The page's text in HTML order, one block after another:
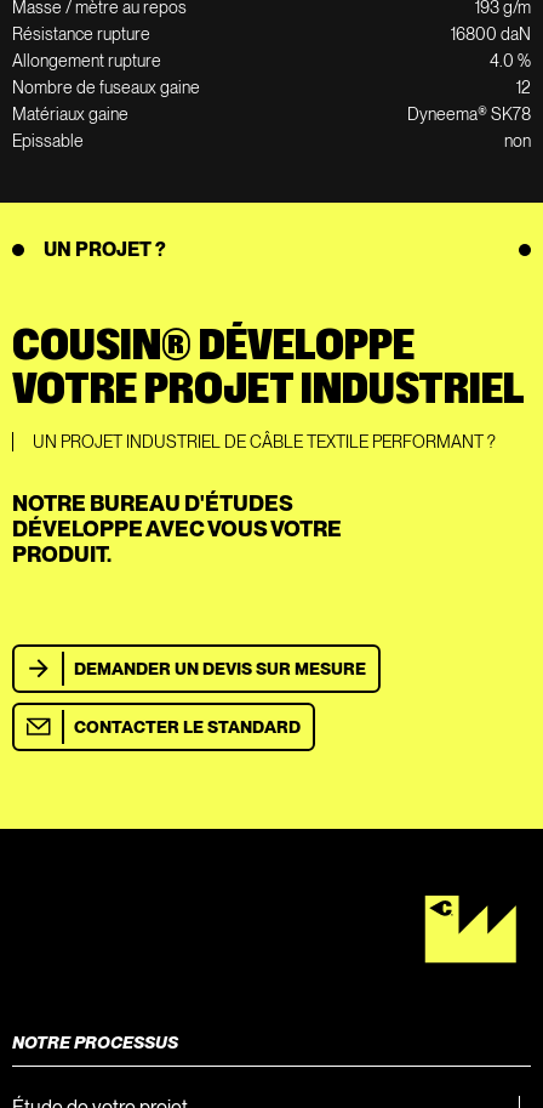
Masse / mètre au repos
193 g/m
Résistance rupture
16800 daN
Allongement rupture
4.0 %
Nombre de fuseaux gaine
12
Matériaux gaine
Dyneema® SK78
Epissable
non
UN PROJET ?
COUSIN® DÉVELOPPE
VOTRE PROJET INDUSTRIEL
UN PROJET INDUSTRIEL DE CÂBLE TEXTILE PERFORMANT ?
NOTRE BUREAU D'ÉTUDES
DÉVELOPPE AVEC VOUS VOTRE
PRODUIT.
DEMANDER UN DEVIS SUR MESURE
CONTACTER LE STANDARD
NOTRE PROCESSUS